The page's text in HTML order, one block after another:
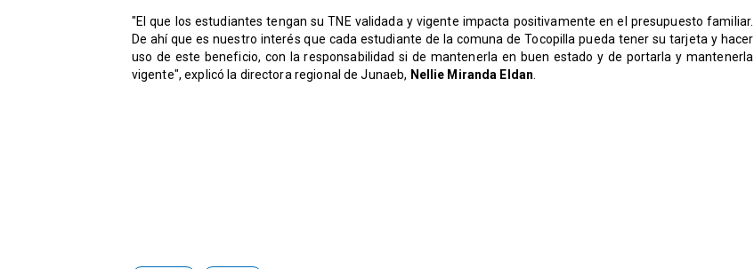
"El que los estudiantes tengan su TNE validada y vigente impacta positivamente en el presupuesto familiar.
De ahí que es nuestro interés que cada estudiante de la comuna de Tocopilla pueda tener su tarjeta y hacer
uso de este beneficio, con la responsabilidad si de mantenerla en buen estado y de portarla y mantenerla
vigente", explicó la directora regional de Junaeb, Nellie Miranda Eldan